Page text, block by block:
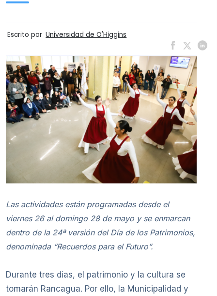
Escrito por Universidad de O'Higgins
Las actividades están programadas desde el
viernes 26 al domingo 28 de mayo y se enmarcan
dentro de la 24ª versión del Día de los Patrimonios,
denominada “Recuerdos para el Futuro”.
Durante tres días, el patrimonio y la cultura se
tomarán Rancagua. Por ello, la Municipalidad y